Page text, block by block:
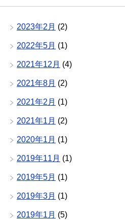
2023年2月 (2)
2022年5月 (1)
2021年12月 (4)
2021年8月 (2)
2021年2月 (1)
2021年1月 (2)
2020年1月 (1)
2019年11月 (1)
2019年5月 (1)
2019年3月 (1)
2019年1月 (5)